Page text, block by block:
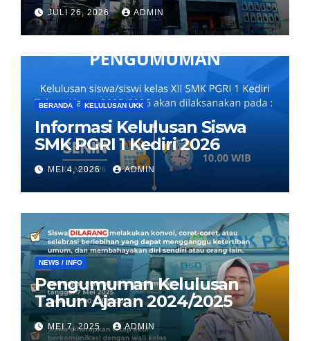
JULI 26, 2026 ADMIN
BERANDA KELULUSAN UKK
Informasi Kelulusan Siswa
SMK PGRI 1 Kediri 2026
MEI 4, 2026 ADMIN
NEWS / INFO
Pengumuman Kelulusan
Tahun Ajaran 2024/2025
MEI 7, 2025 ADMIN